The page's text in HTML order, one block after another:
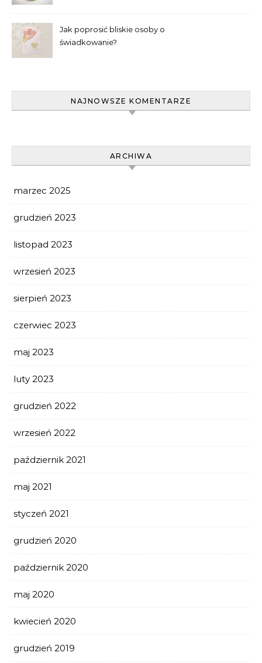
Jak poprosić bliskie osoby o
świadkowanie?
NAJNOWSZE KOMENTARZE
ARCHIWA
marzec 2025
grudzień 2023
listopad 2023
wrzesień 2023
sierpień 2023
czerwiec 2023
maj 2023
luty 2023
grudzień 2022
wrzesień 2022
październik 2021
maj 2021
styczeń 2021
grudzień 2020
październik 2020
maj 2020
kwiecień 2020
grudzień 2019